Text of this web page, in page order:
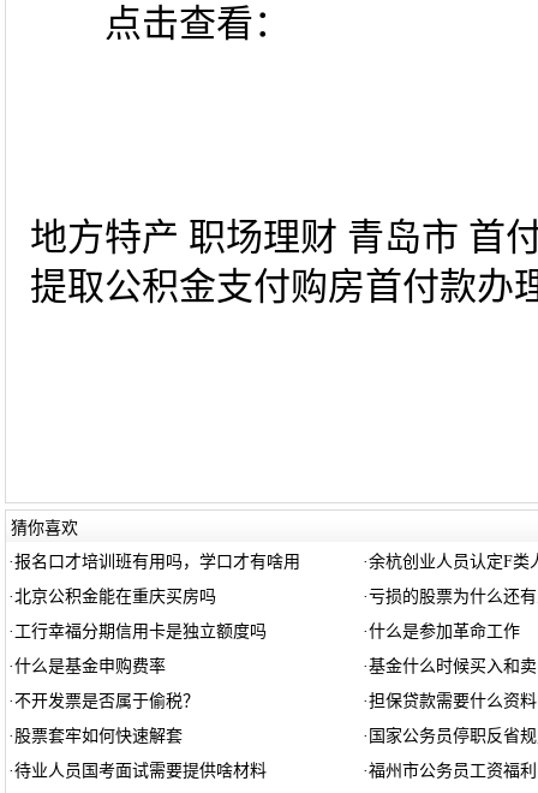
点击查看：
地方特产 职场理财 青岛市 首
提取公积金支付购房首付款办
猜你喜欢
·报名口才培训班有用吗，学口才有啥用 ·余杭创业人员认定F类
·北京公积金能在重庆买房吗 ·亏损的股票为什么还
· 工行幸福分期信用卡是独立额度吗 ·什么是参加革命工作
·什么是基金申购费率 ·基金什么时候买入和
·不开发票是否属于偷税？ ·担保贷款需要什么资料
· 股票套牢如何快速解套 · 国家公务员停职反省
·待业人员国考面试需要提供啥材料 ·福州市公务员工资福